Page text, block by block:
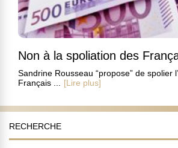
Non à la spoliation des
Sandrine Rousseau “propose” de spolier
Français ...
[Lire plus]
RECHERCHE